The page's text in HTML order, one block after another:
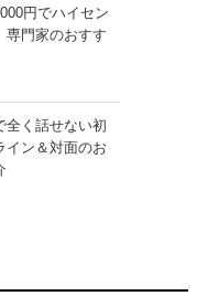
円でハイセン
門家のおすす
全く話せない初
ン＆対面のお